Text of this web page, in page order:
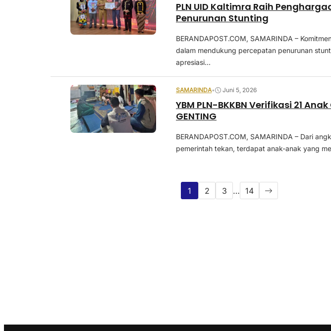
PLN UID Kaltimra Raih
Penurunan Stunting
BERANDAPOST.COM, SAMARINDA –
dalam mendukung percepatan penurunan
apresiasi...
SAMARINDA• Juni 5, 2026
YBM PLN-BKKBN Verifikasi 21
GENTING
BERANDAPOST.COM, SAMARINDA – Dari
pemerintah tekan, terdapat anak-anak yang
1 2 3 … 14